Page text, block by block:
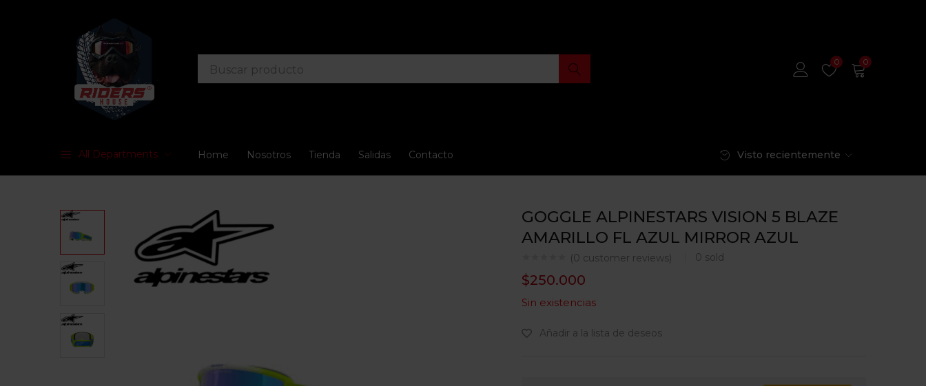
0 0
All Departments Home Nosotros Tienda Salidas Contacto Visto recientemente
GOGGLE ALPINESTARS VISION 5 BLAZE
AMARILLO FL AZUL MIRROR AZUL
(0 customer reviews) 0 sold
$250.000
Sin existencias
Añadir a la lista de deseos